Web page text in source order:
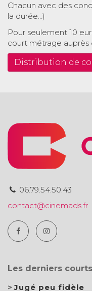
Chacun avec des
la durée…)
Pour seulement 10
court métrage auprès
Distribution de
06.79.54.50.43
contact@cinemads.fr
Les derniers
Jugé peu fidèle